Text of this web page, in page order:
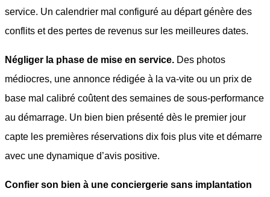
service. Un calendrier mal configuré au départ génère des
conflits et des pertes de revenus sur les meilleures dates.
Négliger la phase de mise en service. Des photos
médiocres, une annonce rédigée à la va-vite ou un prix de
base mal calibré coûtent des semaines de sous-performance
au démarrage. Un bien bien présenté dès le premier jour
capte les premières réservations dix fois plus vite et démarre
avec une dynamique d’avis positive.
Confier son bien à une conciergerie sans implantation